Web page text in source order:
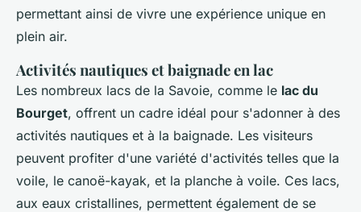
permettant ainsi de vivre une expérience unique en
plein air.
Activités nautiques et baignade en lac
Les nombreux lacs de la Savoie, comme le lac du
Bourget, offrent un cadre idéal pour s'adonner à des
activités nautiques et à la baignade. Les visiteurs
peuvent profiter d'une variété d'activités telles que la
voile, le canoë-kayak, et la planche à voile. Ces lacs,
aux eaux cristallines, permettent également de se